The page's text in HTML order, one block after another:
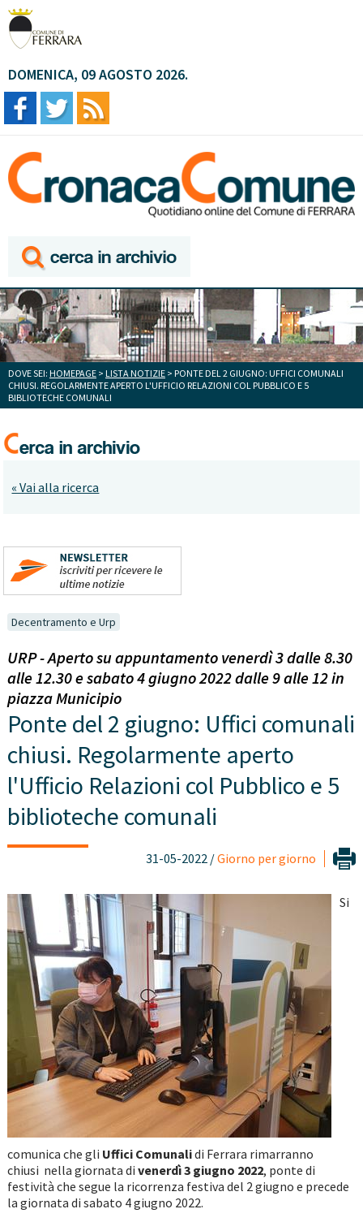
DOMENICA, 09 AGOSTO 2026.
DOVE SEI: HOMEPAGE > LISTA NOTIZIE > PONTE DEL 2 GIUGNO: UFFICI COMUNALI
CHIUSI. REGOLARMENTE APERTO L'UFFICIO RELAZIONI COL PUBBLICO E 5
BIBLIOTECHE COMUNALI
« Vai alla ricerca
Decentramento e Urp
URP - Aperto su appuntamento venerdì 3 dalle 8.30
alle 12.30 e sabato 4 giugno 2022 dalle 9 alle 12 in
piazza Municipio
Ponte del 2 giugno: Uffici comunali
chiusi. Regolarmente aperto
l'Ufficio Relazioni col Pubblico e 5
biblioteche comunali
31-05-2022 /Giorno per giorno
Si
comunica che gli Uffici Comunalidi Ferrara rimarranno
chiusi nella giornata di venerdì 3 giugno 2022, ponte di
festività che segue la ricorrenza festiva del 2 giugno e precede
la giornata di sabato 4 giugno 2022.